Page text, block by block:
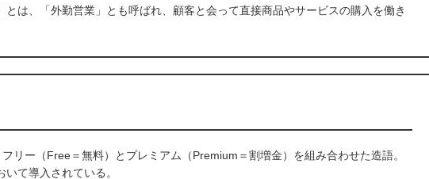
は、「外勤営業」とも呼ばれ、顧客と会って直接商品やサービスの購入を働き
リー（Free＝無料）とプレミアム（Premium＝割増金）を組み合わせた造語。
て導入されている。